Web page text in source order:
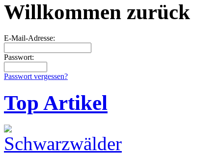
Willkommen zurück
E-Mail-Adresse:
Passwort:
Passwort vergessen?
Top Artikel